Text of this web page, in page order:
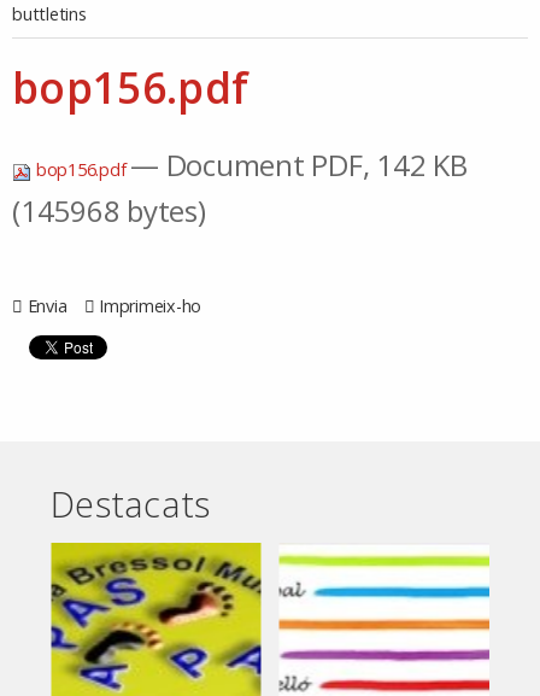
buttletins
bop156.pdf
bop156.pdf— Document PDF, 142 KB
(145968 bytes)
Envia Imprimeix-ho
Destacats